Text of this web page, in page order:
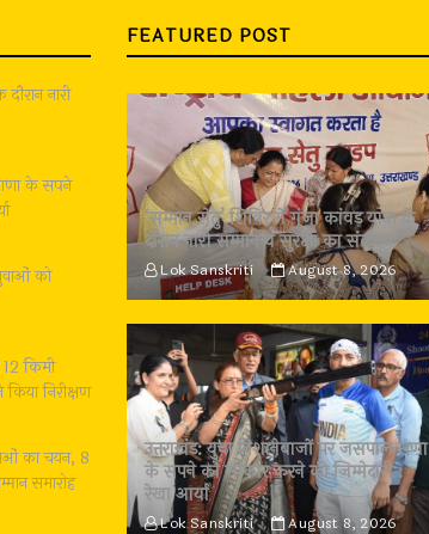
नारी
के सपने
को
किमी
निरीक्षण
का चयन, 8
समारोह
FEATURED POST
‘सम्मान सेतु’ शिविर में गूंजा कांवड़ यात्रा के
दौरान नारी सम्मान व सुरक्षा का संकल्प
Lok Sanskriti August 8, 2026
उत्तराखंड: युवा निशानेबाजों पर जसपाल राणा
के सपने को साकार करने की जिम्मेदारी :
रेखा आर्या
Lok Sanskriti August 8, 2026